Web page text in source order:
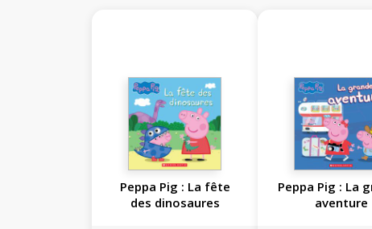
Peppa Pig : La fête
des dinosaures
Peppa Pig : La
aventure